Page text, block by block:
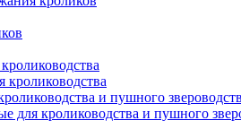
и пушного
кролиководства и пушного